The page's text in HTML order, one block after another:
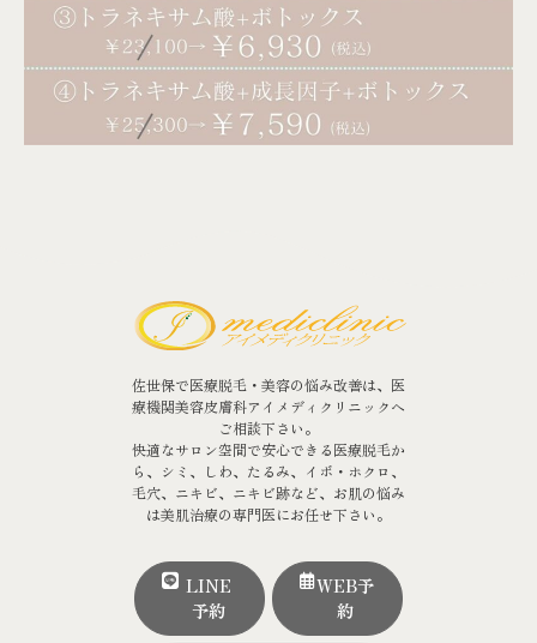
佐世保で医療脱毛・美容の悩み改善は、医
療機関美容皮膚科アイメディクリニックへ
ご相談下さい。
快適なサロン空間で安心できる医療脱毛か
ら、シミ、しわ、たるみ、イボ・ホクロ、
毛穴、ニキビ、ニキビ跡など、お肌の悩み
は美肌治療の専門医にお任せ下さい。
LINE
予約
WEB予
約